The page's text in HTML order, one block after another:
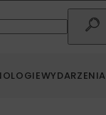
WYDARZENIA